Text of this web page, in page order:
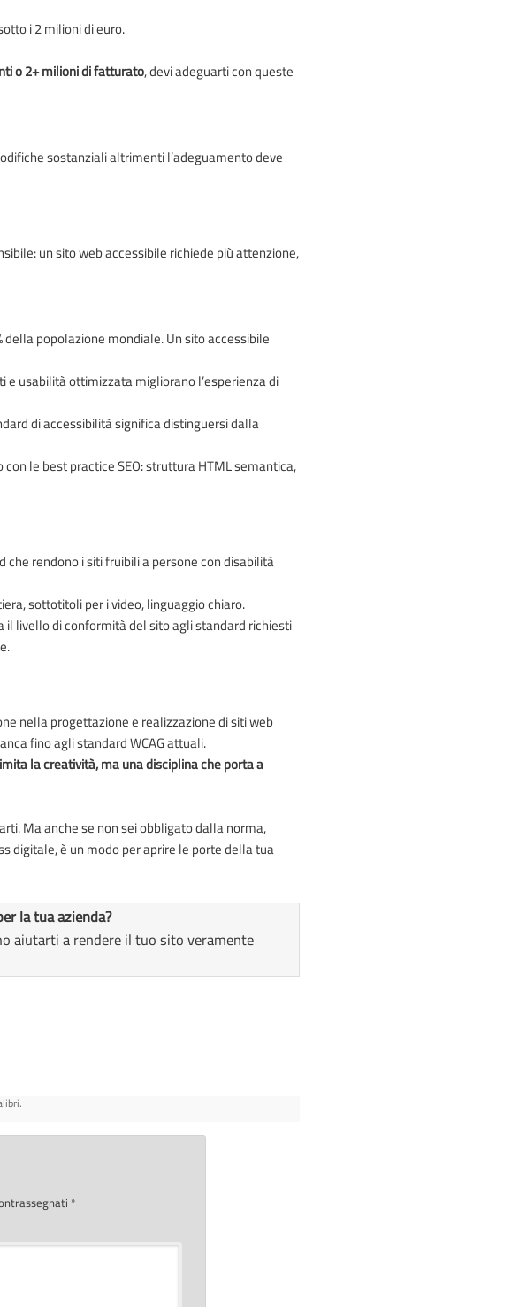
i 2 milioni di euro.
o 2+ milioni di fatturato, devi adeguarti con queste
sostanziali altrimenti l’adeguamento deve
un sito web accessibile richiede più attenzione,
popolazione mondiale. Un sito accessibile
usabilità ottimizzata migliorano l’esperienza di
di accessibilità significa distinguersi dalla
le best practice SEO: struttura HTML semantica,
che rendono i siti fruibili a persone con disabilità
sottotitoli per i video, linguaggio chiaro.
il livello di conformità del sito agli standard richiesti
nella progettazione e realizzazione di siti web
fino agli standard WCAG attuali.
la creatività, ma una disciplina che porta a
Ma anche se non sei obbligato dalla norma,
digitale, è un modo per aprire le porte della tua
la tua azienda?
aiutarti a rendere il tuo sito veramente
*